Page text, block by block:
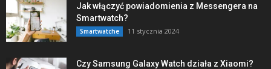
Jak włączyć powiadomienia z Messengera na
Smartwatch?
Smartwatche 11 stycznia 2024
Czy Samsung Galaxy Watch działa z Xiaomi?